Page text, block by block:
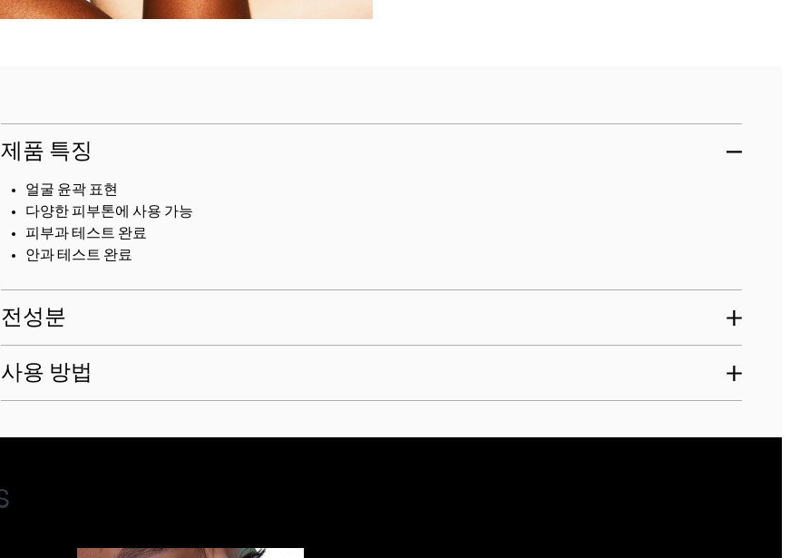
제품 특징
얼굴 윤곽 표현
다양한 피부톤에 사용 가능
피부과 테스트 완료
안과 테스트 완료
전성분
사용 방법